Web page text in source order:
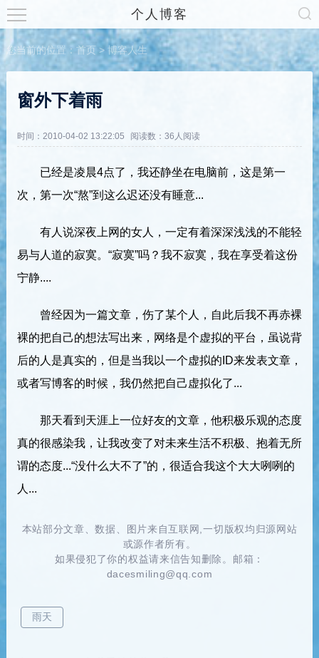
个人博客
您当前的位置： 首页 > 博客人生
窗外下着雨
时间：2010-04-02 13:22:05 阅读数： 36人阅读
已经是凌晨4点了，我还静坐在电脑前，这是第一
次，第一次“熬”到这么迟还没有睡意...
有人说深夜上网的女人，一定有着深深浅浅的不能轻
易与人道的寂寞。“寂寞”吗？我不寂寞，我在享受着这份
宁静....
曾经因为一篇文章，伤了某个人，自此后我不再赤裸
裸的把自己的想法写出来，网络是个虚拟的平台，虽说背
后的人是真实的，但是当我以一个虚拟的ID来发表文章，
或者写博客的时候，我仍然把自己虚拟化了...
那天看到天涯上一位好友的文章，他积极乐观的态度
真的很感染我，让我改变了对未来生活不积极、抱着无所
谓的态度...“没什么大不了”的，很适合我这个大大咧咧的
人...
本站部分文章、数据、图片来自互联网,一切版权均归源网站
或源作者所有。
如果侵犯了你的权益请来信告知删除。邮箱：
dacesmiling@qq.com
雨天